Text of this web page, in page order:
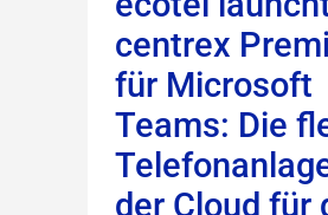
centrex
für Microsoft
Teams: Die
der Cloud für